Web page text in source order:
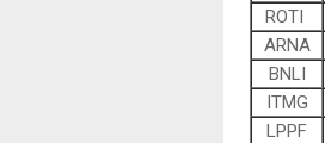
ROTI
ARNA
BNLI
ITMG
LPPF